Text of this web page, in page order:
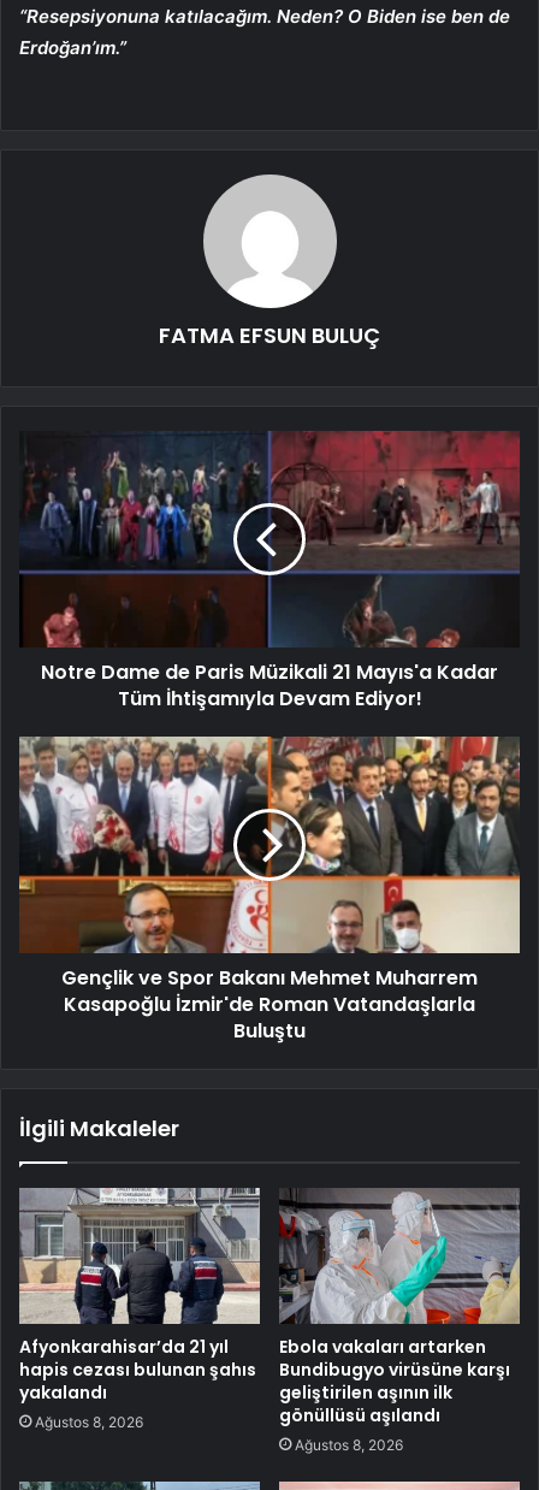
“Resepsiyonuna katılacağım. Neden? O Biden ise ben de
Erdoğan’ım.”
FATMA EFSUN BULUÇ
Notre Dame de Paris Müzikali 21 Mayıs'a Kadar
Tüm İhtişamıyla Devam Ediyor!
Gençlik ve Spor Bakanı Mehmet Muharrem
Kasapoğlu İzmir'de Roman Vatandaşlarla
Buluştu
İlgili Makaleler
Afyonkarahisar’da 21 yıl
hapis cezası bulunan şahıs
yakalandı
Ağustos 8, 2026
Ebola vakaları artarken
Bundibugyo virüsüne karşı
geliştirilen aşının ilk
gönüllüsü aşılandı
Ağustos 8, 2026